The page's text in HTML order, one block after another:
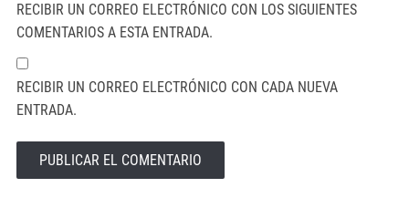
RECIBIR UN CORREO ELECTRÓNICO CON LOS SIGUIENTES
COMENTARIOS A ESTA ENTRADA.
RECIBIR UN CORREO ELECTRÓNICO CON CADA NUEVA
ENTRADA.